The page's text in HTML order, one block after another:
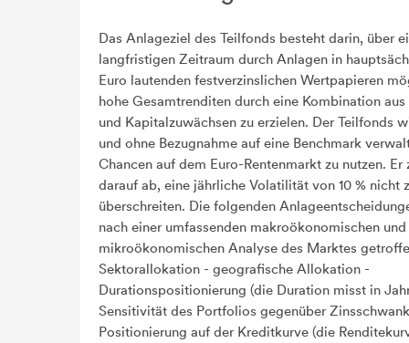
Das Anlageziel des Teilfonds besteht darin, über
langfristigen Zeitraum durch Anlagen in
Euro lautenden festverzinslichen Wertpapieren
hohe Gesamtrenditen durch eine Kombination aus
und Kapitalzuwächsen zu erzielen. Der Teilfonds
und ohne Bezugnahme auf eine Benchmark
Chancen auf dem Euro-Rentenmarkt zu nutzen. Er
darauf ab, eine jährliche Volatilität von 10 % nicht
überschreiten. Die folgenden
nach einer umfassenden makroökonomischen und
mikroökonomischen Analyse des Marktes
Sektorallokation - geografische Allokation -
Durationspositionierung (die Duration misst in
Sensitivität des Portfolios gegenüber
Positionierung auf der Kreditkurve (die